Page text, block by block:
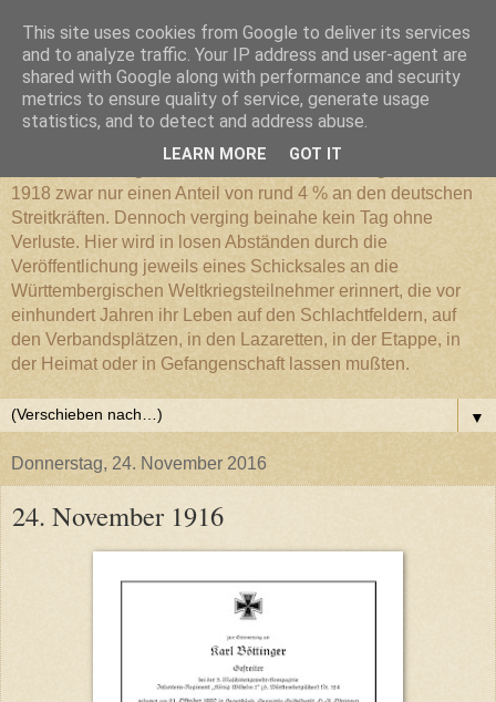
Württembergischer
Weltkriegs-Blog
1918 zwar nur einen Anteil von rund 4 % an den deutschen
Streitkräften. Dennoch verging beinahe kein Tag ohne
Verluste. Hier wird in losen Abständen durch die
Veröffentlichung jeweils eines Schicksales an die
Württembergischen Weltkriegsteilnehmer erinnert, die vor
einhundert Jahren ihr Leben auf den Schlachtfeldern, auf
den Verbandsplätzen, in den Lazaretten, in der Etappe, in
der Heimat oder in Gefangenschaft lassen mußten.
▼
Donnerstag, 24. November 2016
24. November 1916
This site uses cookies from Google to deliver its services
and to analyze traffic. Your IP address and user-agent are
shared with Google along with performance and security
metrics to ensure quality of service, generate usage
statistics, and to detect and address abuse.
LEARN MORE GOT IT